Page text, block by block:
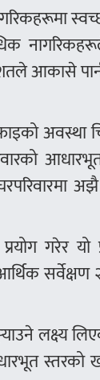
आकासे
अवस्था
गरेर यो
सर्वेक्षण
लक्ष्य
स्तरको